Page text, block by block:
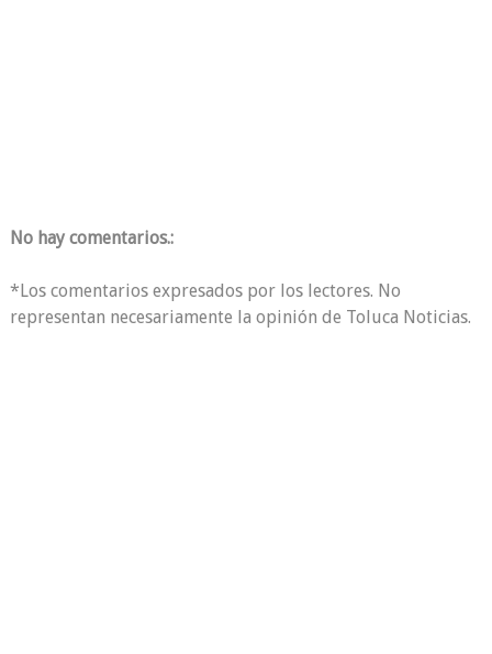
No hay comentarios.:
*Los comentarios expresados por los lectores. No
representan necesariamente la opinión de Toluca Noticias.